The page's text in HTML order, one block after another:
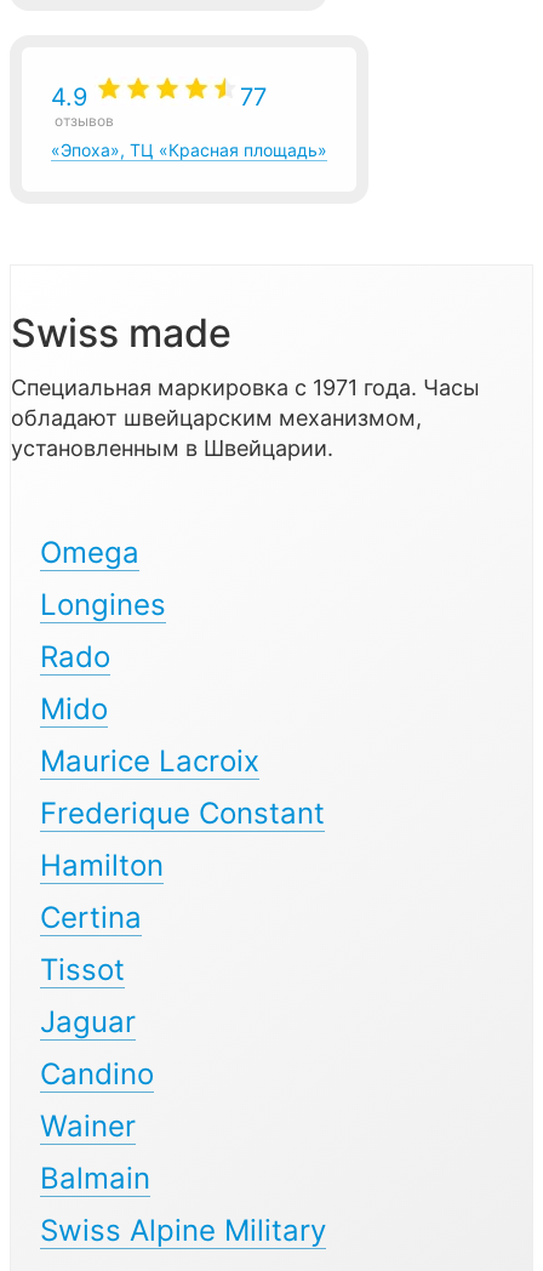
4.9 77
отзывов
«Эпоха», ТЦ «Красная площадь»
Swiss made
Специальная маркировка с 1971 года. Часы
обладают швейцарским механизмом,
установленным в Швейцарии.
Omega
Longines
Rado
Mido
Maurice Lacroix
Frederique Constant
Hamilton
Certina
Tissot
Jaguar
Candino
Wainer
Balmain
Swiss Alpine Military